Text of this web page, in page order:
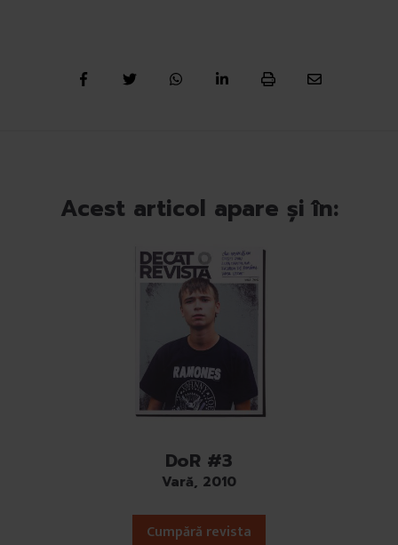
Acest articol apare și în:
DoR #3
Vară, 2010
Cumpără revista